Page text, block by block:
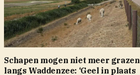
Schapen mogen niet meer grazen
langs Waddenzee: ‘Geel in plaats